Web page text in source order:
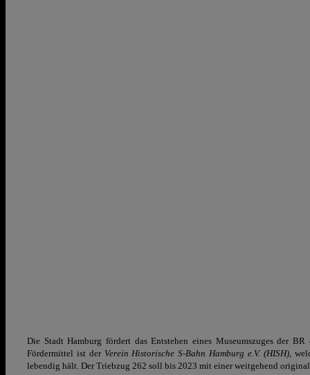
Die Stadt Hamburg fördert das Entstehen eines Museumszuges der
Fördermittel ist der Verein Historische S-Bahn Hamburg e.V. (HISH),
lebendig hält. Der Triebzug 262 soll bis 2023 mit einer weitgehend